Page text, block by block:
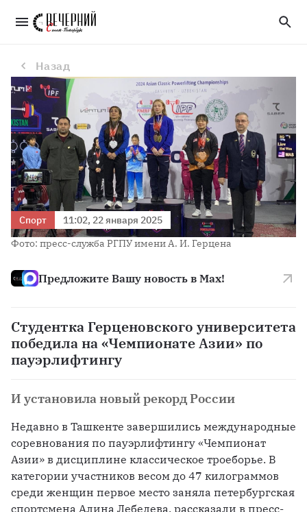
Студентка Герценовского университета победила на «Чемпионате Азии» по пауэрлифтингу
Назад
Спорт
11:02, 22 января 2025
Фото: пресс-служба РГПУ имени А. И. Герцена
Предложите Вашу новость в Max!
Студентка Герценовского университета
победила на «Чемпионате Азии» по
пауэрлифтингу
И установила новый рекорд России
Недавно в Ташкенте завершились международные
соревнования по пауэрлифтингу «Чемпионат
Азии» в дисциплине классическое троеборье. В
категории участников весом до 47 килограммов
среди женщин первое место заняла петербургская
спортсмена Алина Лебедева, рассказали в пресс-